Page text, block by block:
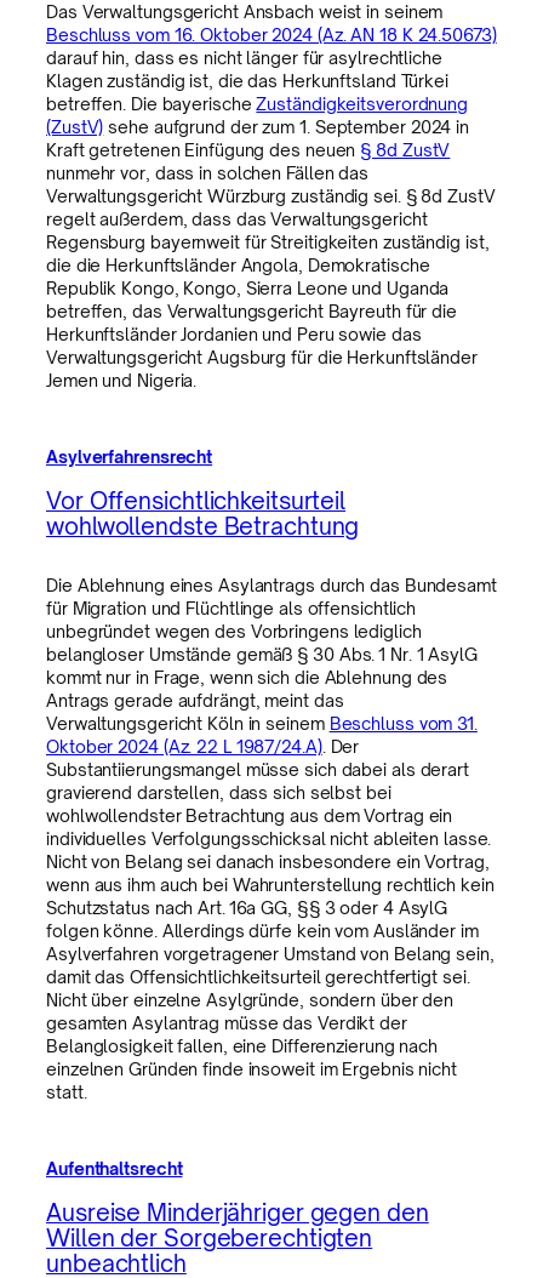
Das Verwaltungsgericht Ansbach weist in seinem
Beschluss vom 16. Oktober 2024 (Az. AN 18 K 24.50673)
darauf hin, dass es nicht länger für asylrechtliche
Klagen zuständig ist, die das Herkunftsland Türkei
betreffen. Die bayerischeZuständigkeitsverordnung
(ZustV) sehe aufgrund der zum 1. September 2024 in
Kraft getretenen Einfügung des neuen § 8d ZustV
nunmehr vor, dass in solchen Fällen das
Verwaltungsgericht Würzburg zuständig sei. § 8d ZustV
regelt außerdem, dass das Verwaltungsgericht
Regensburg bayernweit für Streitigkeiten zuständig ist,
die die Herkunftsländer Angola, Demokratische
Republik Kongo, Kongo, Sierra Leone und Uganda
betreffen, das Verwaltungsgericht Bayreuth für die
Herkunftsländer Jordanien und Peru sowie das
Verwaltungsgericht Augsburg für die Herkunftsländer
Jemen und Nigeria.
Asylverfahrensrecht
Vor Offensichtlichkeitsurteil
wohlwollendste Betrachtung
Die Ablehnung eines Asylantrags durch das Bundesamt
für Migration und Flüchtlinge als offensichtlich
unbegründet wegen des Vorbringens lediglich
belangloser Umstände gemäß § 30 Abs. 1 Nr. 1 AsylG
kommt nur in Frage, wenn sich die Ablehnung des
Antrags gerade aufdrängt, meint das
Verwaltungsgericht Köln in seinem Beschluss vom 31.
Oktober 2024 (Az. 22 L 1987/24.A). Der
Substantiierungsmangel müsse sich dabei als derart
gravierend darstellen, dass sich selbst bei
wohlwollendster Betrachtung aus dem Vortrag ein
individuelles Verfolgungsschicksal nicht ableiten lasse.
Nicht von Belang sei danach insbesondere ein Vortrag,
wenn aus ihm auch bei Wahrunterstellung rechtlich kein
Schutzstatus nach Art. 16a GG, §§ 3 oder 4 AsylG
folgen könne. Allerdings dürfe kein vom Ausländer im
Asylverfahren vorgetragener Umstand von Belang sein,
damit das Offensichtlichkeitsurteil gerechtfertigt sei.
Nicht über einzelne Asylgründe, sondern über den
gesamten Asylantrag müsse das Verdikt der
Belanglosigkeit fallen, eine Differenzierung nach
einzelnen Gründen finde insoweit im Ergebnis nicht
statt.
Aufenthaltsrecht
Ausreise Minderjähriger gegen den
Willen der Sorgeberechtigten
unbeachtlich